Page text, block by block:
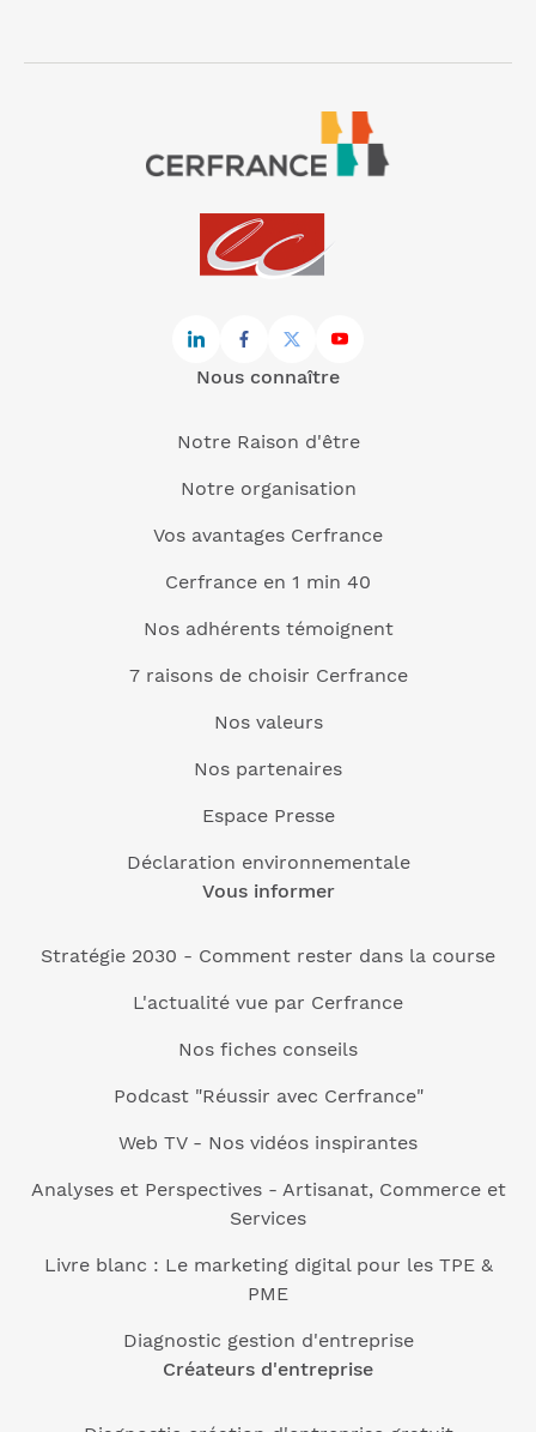
Nous connaître
Notre Raison d'être
Notre organisation
Vos avantages Cerfrance
Cerfrance en 1 min 40
Nos adhérents témoignent
7 raisons de choisir Cerfrance
Nos valeurs
Nos partenaires
Espace Presse
Déclaration environnementale
Vous informer
Stratégie 2030 - Comment rester dans la course
L'actualité vue par Cerfrance
Nos fiches conseils
Podcast "Réussir avec Cerfrance"
Web TV - Nos vidéos inspirantes
Analyses et Perspectives - Artisanat, Commerce et
Services
Livre blanc : Le marketing digital pour les TPE &
PME
Diagnostic gestion d'entreprise
Créateurs d'entreprise